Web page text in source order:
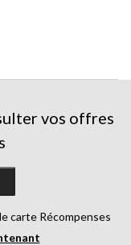
vos offres
carte Récompenses